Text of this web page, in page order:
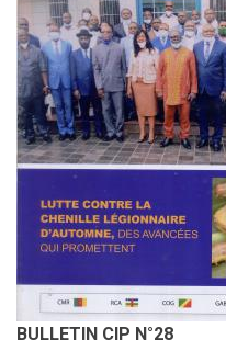
BULLETIN CIP N°28